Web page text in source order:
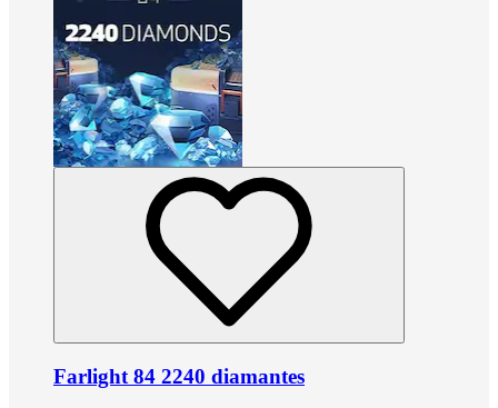
Farlight 84 2240 diamantes